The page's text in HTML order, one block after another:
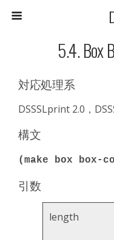
5.4. Box
対応処理系
DSSSLprint 2.0，
構文
(make box box-
引数
length